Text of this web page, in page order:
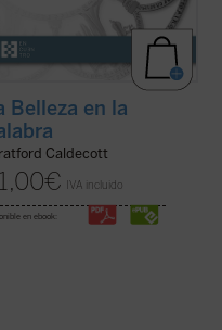
Belleza en la
Caldecott
€ IVA incluido
en ebook: